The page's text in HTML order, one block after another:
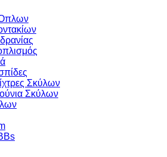
Σκύλων
Σκύλων